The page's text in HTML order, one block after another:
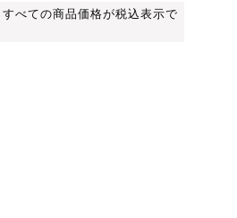
べての商品価格が税込表示で